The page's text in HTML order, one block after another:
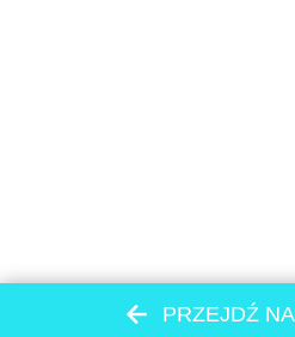
PRZEJDŹ NA